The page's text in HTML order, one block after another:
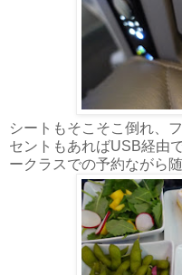
シートもそこそこ倒れ、
セントもあればUSB経由
ークラスでの予約ながら